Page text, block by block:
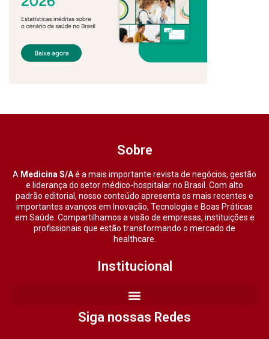
Sobre
A Medicina S/Aé a mais importante revista de negócios, gestão
e liderança do setor médico-hospitalar no Brasil. Com alto
padrão editorial, nosso conteúdo apresenta os mais recentes e
importantes avanços em Inovação, Tecnologia e Boas Práticas
em Saúde. Compartilhamos a visão de empresas, instituições e
profissionais que estão transformando o mercado de
healthcare.
Institucional
Siga nossas Redes